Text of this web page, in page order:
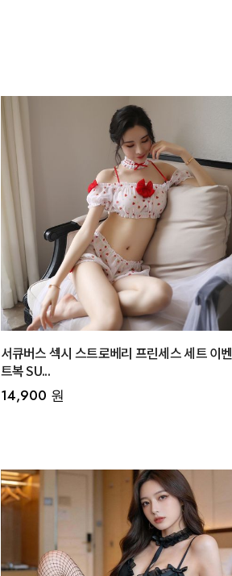
서큐버스 섹시 스트로베리 프린세스 세트 이벤
트복 SU...
14,900 원